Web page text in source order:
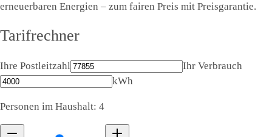
erneuerbaren Energien – zum fairen Preis mit Preisgarantie.
Tarifrechner
Ihre Postleitzahl
Ihr Verbrauch
kWh
Personen im Haushalt: 4